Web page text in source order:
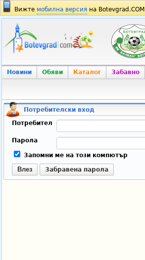
Вижте мобилна версия на Botevgrad.COM
Новини Обяви Каталог Забавно
Потребителски вход
Потребител
Парола
Запомни ме на този компютър
Влез Забравена парола